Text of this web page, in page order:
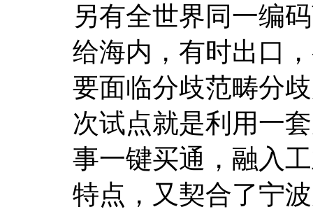
另有全世界同一编
给海内，有时出口
要面临分歧范畴分
次试点就是利用一
事一键买通，融入
特点，又契合了宁